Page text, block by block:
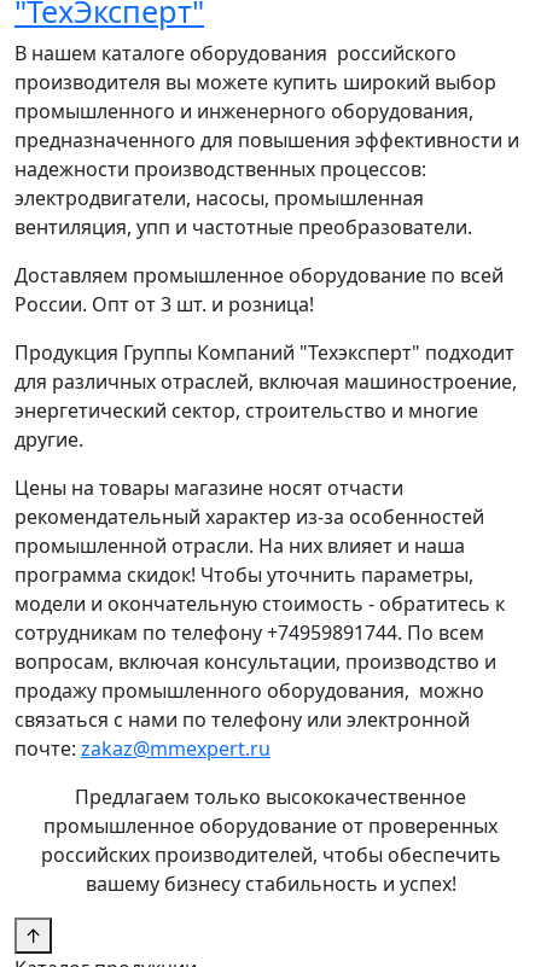
"ТехЭксперт"
В нашем каталоге оборудования российского
производителя вы можете купить широкий выбор
промышленного и инженерного оборудования,
предназначенного для повышения эффективности и
надежности производственных процессов:
электродвигатели, насосы, промышленная
вентиляция, упп и частотные преобразователи.
Доставляем промышленное оборудование по всей
России. Опт от 3 шт. и розница!
Продукция Группы Компаний "Техэксперт" подходит
для различных отраслей, включая машиностроение,
энергетический сектор, строительство и многие
другие.
Цены на товары магазине носят отчасти
рекомендательный характер из-за особенностей
промышленной отрасли. На них влияет и наша
программа скидок! Чтобы уточнить параметры,
модели и окончательную стоимость - обратитесь к
сотрудникам по телефону +74959891744. По всем
вопросам, включая консультации, производство и
продажу промышленного оборудования, можно
связаться с нами по телефону или электронной
почте: zakaz@mmexpert.ru
Предлагаем только высококачественное
промышленное оборудование от проверенных
российских производителей, чтобы обеспечить
вашему бизнесу стабильность и успех!
↑